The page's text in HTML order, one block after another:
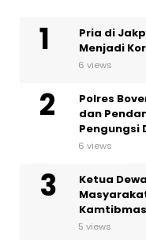
Pria di
Menjadi
6 views
Polres
dan
Pengungsi
6 views
Ketua
5 views